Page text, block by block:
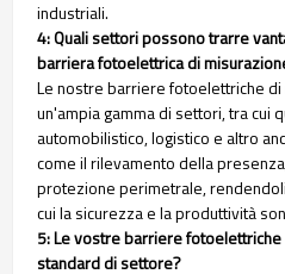
industriali.
4: Quali settori possono trarre
barriera fotoelettrica di
Le nostre barriere fotoelettriche
un'ampia gamma di settori, tra cui
automobilistico, logistico e altro
come il rilevamento della
protezione perimetrale,
cui la sicurezza e la produttività
5: Le vostre barriere
standard di settore?